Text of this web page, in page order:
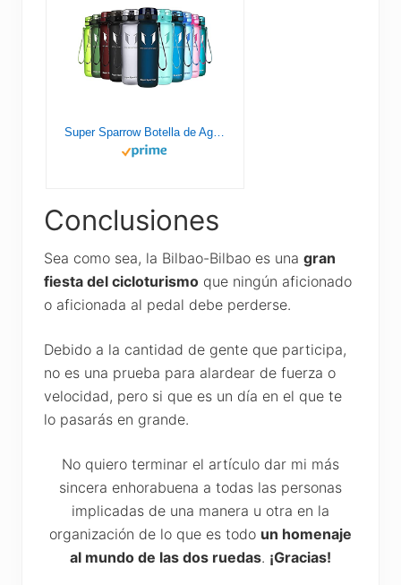
Super Sparrow Botella de Agua Deportiva - 1000ml - Sin BPA
Conclusiones
Sea como sea, la Bilbao-Bilbao es una gran
fiesta del cicloturismo que ningún aficionado
o aficionada al pedal debe perderse.
Debido a la cantidad de gente que participa,
no es una prueba para alardear de fuerza o
velocidad, pero si que es un día en el que te
lo pasarás en grande.
No quiero terminar el artículo dar mi más
sincera enhorabuena a todas las personas
implicadas de una manera u otra en la
organización de lo que es todo un homenaje
al mundo de las dos ruedas. ¡Gracias!